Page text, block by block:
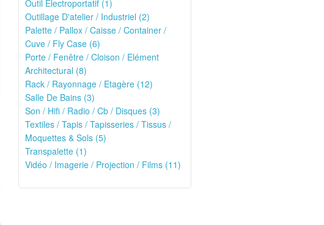
Outil Electroportatif (1)
Outillage D'atelier / Industriel (2)
Palette / Pallox / Caisse / Container /
Cuve / Fly Case (6)
Porte / Fenêtre / Cloison / Elément
Architectural (8)
Rack / Rayonnage / Etagère (12)
Salle De Bains (3)
Son / Hifi / Radio / Cb / Disques (3)
Textiles / Tapis / Tapisseries / Tissus /
Moquettes & Sols (5)
Transpalette (1)
Vidéo / Imagerie / Projection / Films (11)